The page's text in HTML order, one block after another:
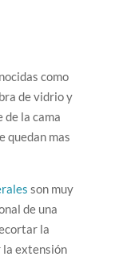
como
de vidrio y
la cama
quedan mas
son muy
de una
la
la extensión